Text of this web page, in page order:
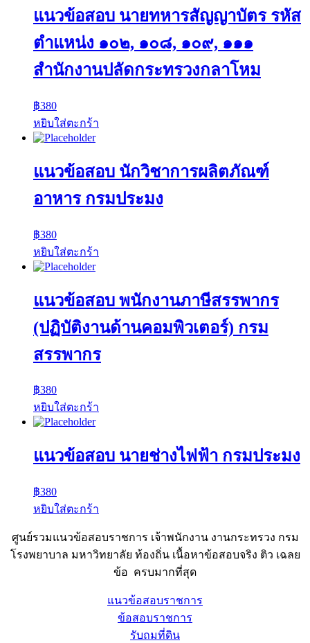
แนวข้อสอบ นายทหารสัญญาบัตร รหัส
ตำแหน่ง ๑๐๒, ๑๐๘, ๑๐๙, ๑๑๑
สำนักงานปลัดกระทรวงกลาโหม
฿380
หยิบใส่ตะกร้า
แนวข้อสอบ นักวิชาการผลิตภัณฑ์
อาหาร กรมประมง
฿380
หยิบใส่ตะกร้า
แนวข้อสอบ พนักงานภาษีสรรพากร
(ปฏิบัติงานด้านคอมพิวเตอร์) กรม
สรรพากร
฿380
หยิบใส่ตะกร้า
แนวข้อสอบ นายช่างไฟฟ้า กรมประมง
฿380
หยิบใส่ตะกร้า
ศูนย์รวมแนวข้อสอบราชการ เจ้าพนักงาน งานกระทรวง กรม
โรงพยาบาล มหาวิทยาลัย ท้องถิ่น เนื้อหาข้อสอบจริง ติว เฉลย
ข้อ ครบมากที่สุด
แนวข้อสอบราชการ
ข้อสอบราชการ
รับถมที่ดิน